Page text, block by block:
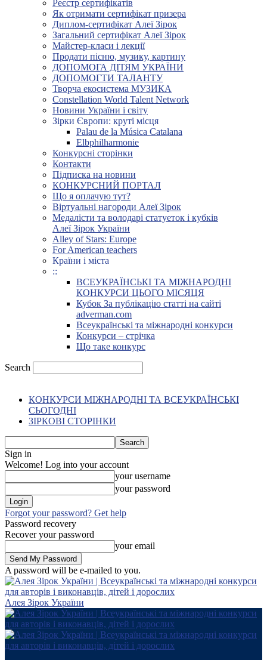
Реєстр сертифікатів
Як отримати сертифікат призера
Диплом-сертифікат Алеї Зірок
Загальний сертифікат Алеї Зірок
Майстер-класи і лекції
Продати пісню, музику, картину
ДОПОМОГА ДІТЯМ УКРАЇНИ
ДОПОМОГТИ ТАЛАНТУ
Творча екосистема МУЗИКА
Constellation World Talent Network
Новини України і світу
Зірки Європи: круті місця
Palau de la Música Catalana
Elbphilharmonie
Конкурсні сторінки
Контакти
Підписка на новини
КОНКУРСНИЙ ПОРТАЛ
Що я оплачую тут?
Віртуальні нагороди Алеї Зірок
Медалісти та володарі статуеток і кубків
Алеї Зірок України
Alley of Stars: Europe
For American teachers
Країни і міста
::
ВСЕУКРАЇНСЬКІ ТА МІЖНАРОДНІ
КОНКУРСИ ЦЬОГО МІСЯЦЯ
Кубок За публікацію статті на сайті
adverman.com
Всеукраїнські та міжнародні конкурси
Конкурси – стрічка
Що таке конкурс
Search
КОНКУРСИ МІЖНАРОДНІ ТА ВСЕУКРАЇНСЬКІ
СЬОГОДНІ
ЗІРКОВІ СТОРІНКИ
Sign in
Welcome! Log into your account
your username
your password
Forgot your password? Get help
Password recovery
Recover your password
your email
A password will be e-mailed to you.
Алея Зірок України